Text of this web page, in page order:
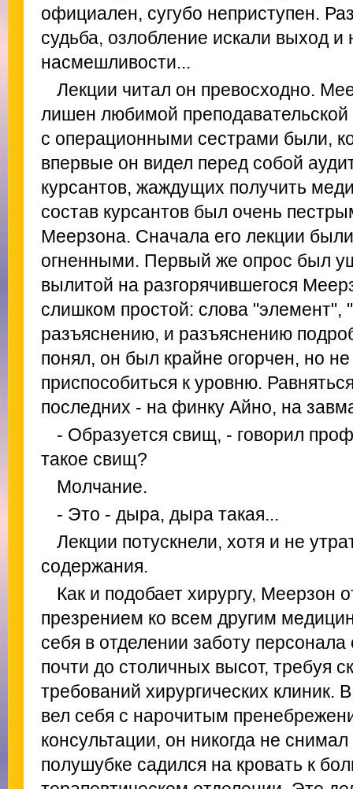
официален, сугубо неприступен.
судьба, озлобление искали выход и
насмешливости...
Лекции читал он превосходно.
лишен любимой
с операционными сестрами были,
впервые он видел перед собой
курсантов, жаждущих получить
состав курсантов был очень
Меерзона. Сначала его лекции
огненными. Первый же опрос был
вылитой на разгорячившегося
слишком простой: слова
разъяснению, и разъяснению
понял, он был крайне огорчен, но
приспособиться к уровню.
последних - на финку Айно, на
- Образуется свищ, - говорил
такое свищ?
Молчание.
- Это - дыра, дыра такая...
Лекции потускнели, хотя и не
содержания.
Как и подобает хирургу, Меерзон
презрением ко всем другим
себя в отделении заботу
почти до столичных высот, требуя
требований хирургических клиник.
вел себя с нарочитым
консультации, он никогда не
полушубке садился на кровать к